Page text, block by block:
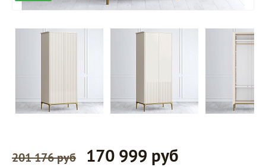
201 176 руб 170 999 руб